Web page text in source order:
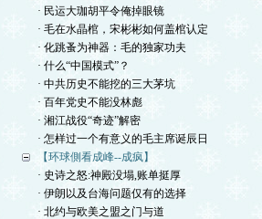
· 民运大珈胡平令俺掉眼镜
· 毛在水晶棺，宋彬彬如何盖棺认定
· 化跳蚤为神器：毛的独家功夫
· 什么“中国模式”？
· 中共历史不能挖的三大茅坑
· 百年党史不能没林彪
· 湘江战役“奇迹”解密
· 怎样过一个有意义的毛主席诞辰日
【环球側看成峰--成疯】
· 史诗之怒:神殿没塌,账单挺厚
· 伊朗以及台海问题仅有的选择
· 北约与欧美之盟之门与道